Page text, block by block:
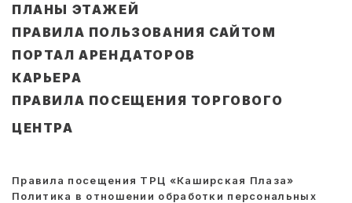
ПЛАНЫ ЭТАЖЕЙ
ПРАВИЛА ПОЛЬЗОВАНИЯ САЙТОМ
ПОРТАЛ АРЕНДАТОРОВ
КАРЬЕРА
ПРАВИЛА ПОСЕЩЕНИЯ ТОРГОВОГО
ЦЕНТРА
Правила посещения ТРЦ «Каширская Плаза»
Политика в отношении обработки персональных